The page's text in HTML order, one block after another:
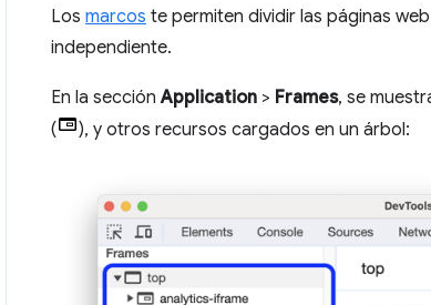
Los marcos te permiten dividir las páginas
independiente.
En la secciónApplication > Frames, se
(
), y otros recursos cargados en un árbol: